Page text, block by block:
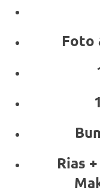
Foto
Rias